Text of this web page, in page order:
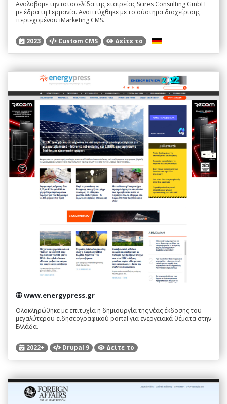
Αναλάβαμε την ιστοσελίδα της εταιρείας Scires Consulting GmbH
με έδρα τη Γερμανία. Αναπτύχθηκε με το σύστημα διαχείρισης
περιεχομένου iMarketing CMS.
2023 Custom CMS Δείτε το
www.energypress.gr
Ολοκληρώθηκε με επιτυχία η δημιουργία της νέας έκδοσης του
μεγαλύτερου ειδησεογραφικού portal για ενεργειακά θέματα στην
Ελλάδα.
2022+ Drupal 9 Δείτε το